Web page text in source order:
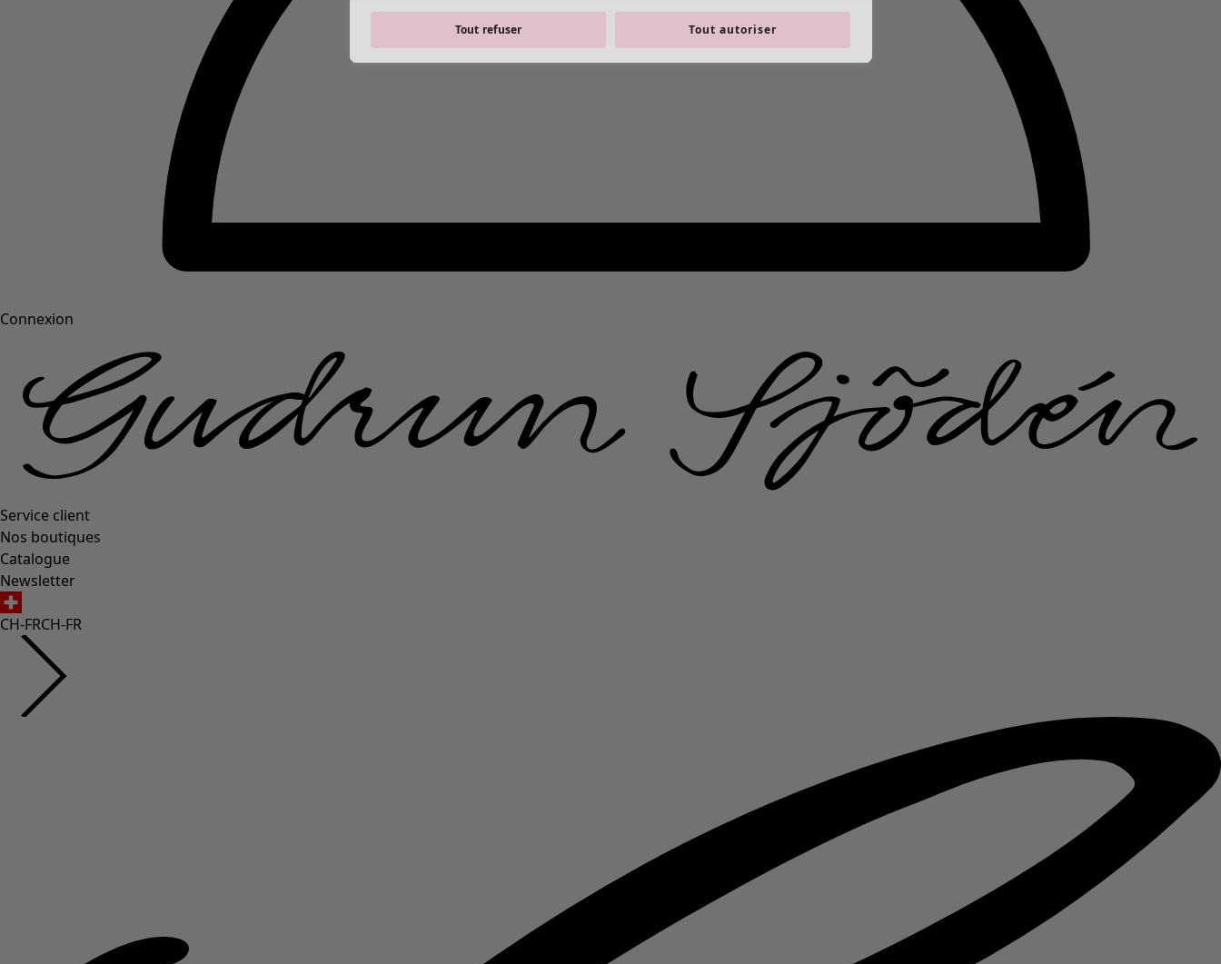
Connexion
Service client
Nos boutiques
Catalogue
Newsletter
CH-FRCH-FR
Tout refuser Tout autoriser